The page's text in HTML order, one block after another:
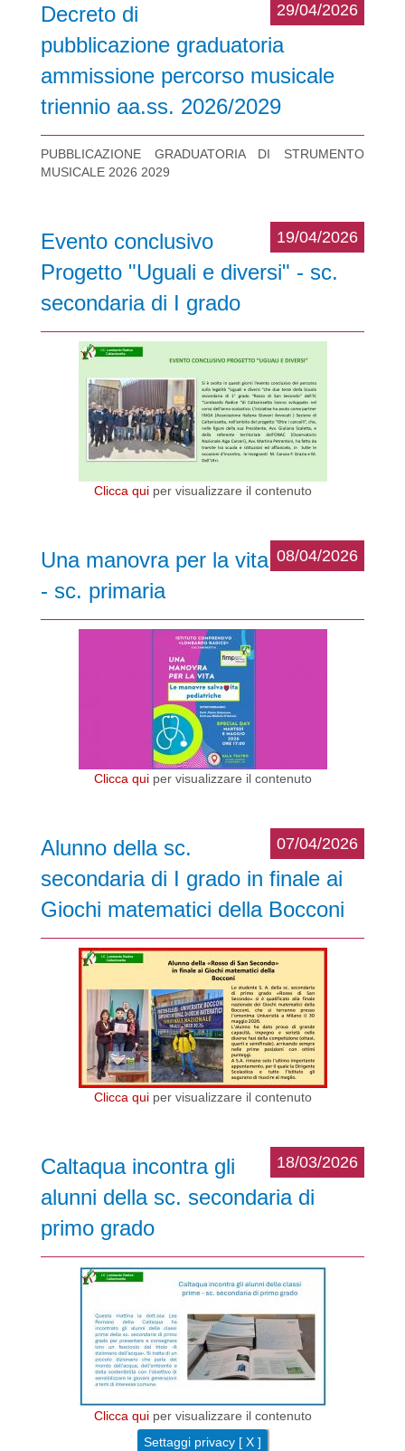
29/04/2026
Decreto di
pubblicazione graduatoria
ammissione percorso musicale
triennio aa.ss. 2026/2029
PUBBLICAZIONE GRADUATORIA DI STRUMENTO
MUSICALE 2026 2029
19/04/2026
Evento conclusivo
Progetto "Uguali e diversi" - sc.
secondaria di I grado
Clicca quiper visualizzare il contenuto
08/04/2026
Una manovra per la vita
- sc. primaria
Clicca quiper visualizzare il contenuto
07/04/2026
Alunno della sc.
secondaria di I grado in finale ai
Giochi matematici della Bocconi
Clicca quiper visualizzare il contenuto
18/03/2026
Caltaqua incontra gli
alunni della sc. secondaria di
primo grado
Clicca quiper visualizzare il contenuto
Settaggi privacy [ X ]